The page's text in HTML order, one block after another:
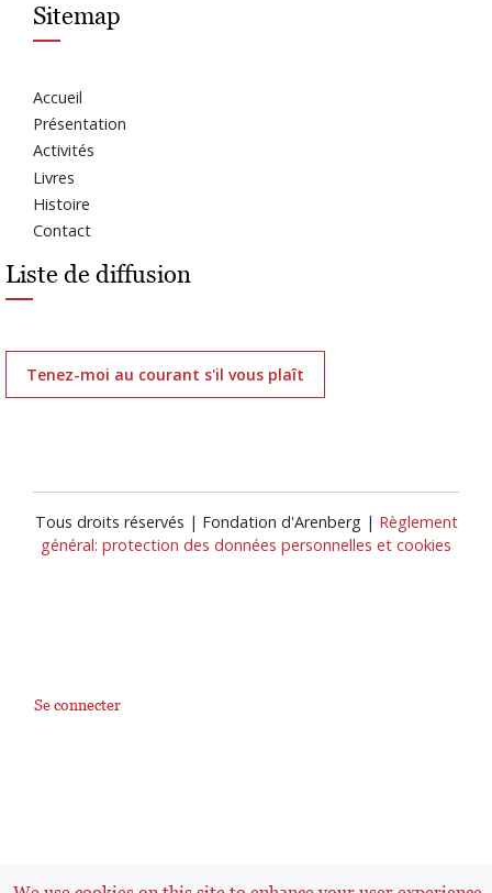
Sitemap
Accueil
Présentation
Activités
Livres
Histoire
Contact
Liste de diffusion
Tenez-moi au courant s'il vous plaît
Tous droits réservés | Fondation d'Arenberg | Règlement
général: protection des données personnelles et cookies
User
Se connecter